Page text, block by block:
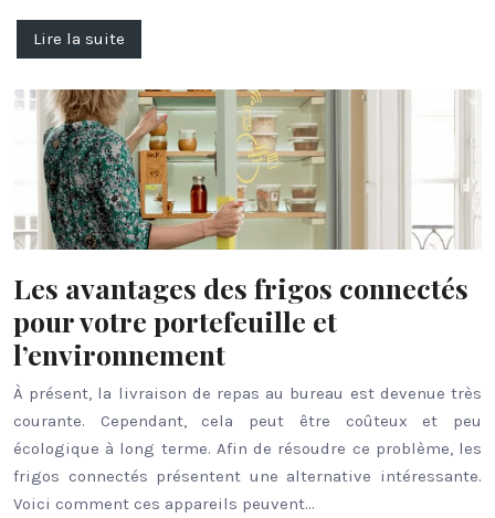
Lire la suite
Les avantages des frigos connectés
pour votre portefeuille et
l’environnement
À présent, la livraison de repas au bureau est devenue très
courante. Cependant, cela peut être coûteux et peu
écologique à long terme. Afin de résoudre ce problème, les
frigos connectés présentent une alternative intéressante.
Voici comment ces appareils peuvent…